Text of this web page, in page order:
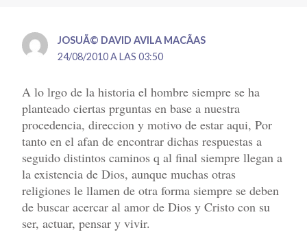
JOSUÃ© DAVID AVILA MACÃ­AS
24/08/2010 A LAS 03:50
A lo lrgo de la historia el hombre siempre se ha
planteado ciertas prguntas en base a nuestra
procedencia, direccion y motivo de estar aqui, Por
tanto en el afan de encontrar dichas respuestas a
seguido distintos caminos q al final siempre llegan a
la existencia de Dios, aunque muchas otras
religiones le llamen de otra forma siempre se deben
de buscar acercar al amor de Dios y Cristo con su
ser, actuar, pensar y vivir.